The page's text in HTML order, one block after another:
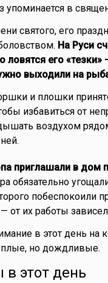
упоминается в
святого, его
На Руси
ловятся его
выходили на
и плошки
избавиться от
воздухом
приглашали в дом
обязательно
побеспокоили
от их работы
в этот день на
но дождливые.
этот день